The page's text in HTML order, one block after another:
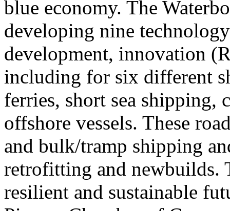
blue economy. The
developing nine
development, innovation
including for six different
ferries, short sea shipping,
offshore vessels. These
and bulk/tramp shipping
retrofitting and newbuilds.
resilient and sustainable